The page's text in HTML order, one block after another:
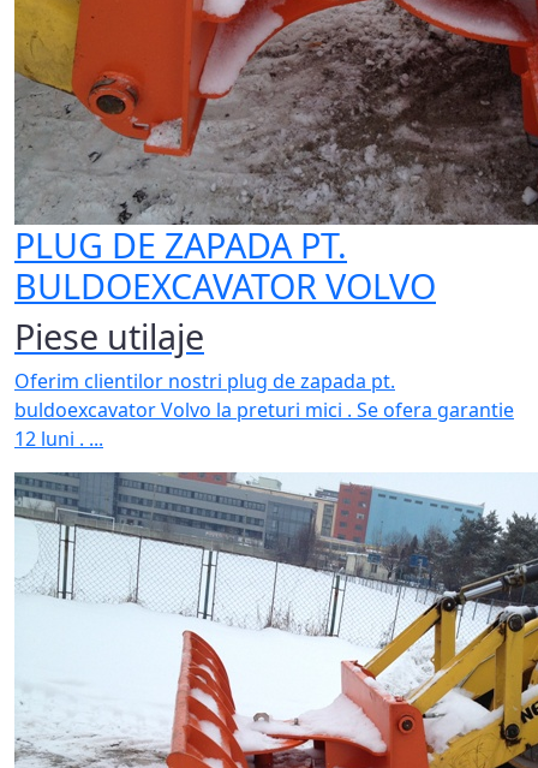
PLUG DE ZAPADA PT.
BULDOEXCAVATOR VOLVO
Piese utilaje
Oferim clientilor nostri plug de zapada pt.
buldoexcavator Volvo la preturi mici . Se ofera garantie
12 luni . ...